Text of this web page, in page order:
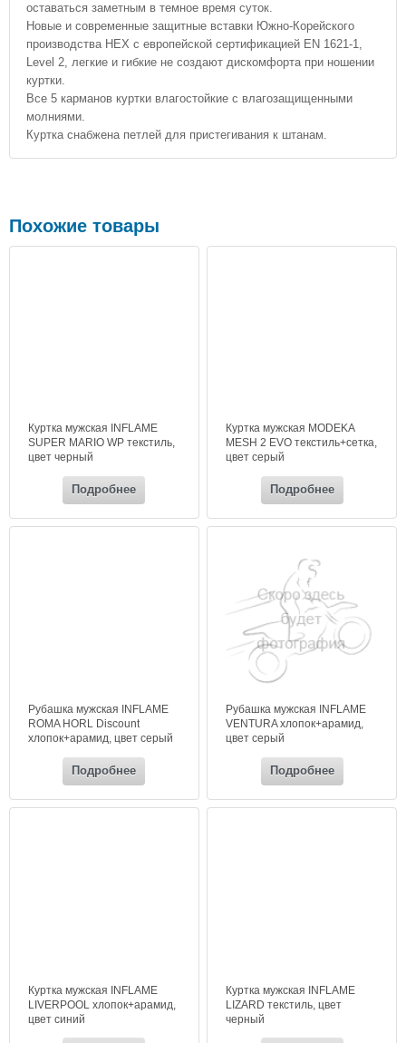
оставаться заметным в темное время суток.
Новые и современные защитные вставки Южно-Корейского
производства HEX с европейской сертификацией EN 1621-1,
Level 2, легкие и гибкие не создают дискомфорта при ношении
куртки.
Все 5 карманов куртки влагостойкие с влагозащищенными
молниями.
Куртка снабжена петлей для пристегивания к штанам.
Похожие товары
Куртка мужская INFLAME
SUPER MARIO WP текстиль,
цвет черный
Подробнее
Куртка мужская MODEKA
MESH 2 EVO текстиль+сетка,
цвет серый
Подробнее
Рубашка мужская INFLAME
ROMA HORL Discount
хлопок+арамид, цвет серый
Подробнее
Рубашка мужская INFLAME
VENTURA хлопок+арамид,
цвет серый
Подробнее
Куртка мужская INFLAME
LIVERPOOL хлопок+арамид,
цвет синий
Куртка мужская INFLAME
LIZARD текстиль, цвет
черный